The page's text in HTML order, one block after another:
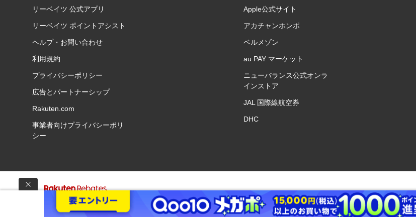
リーベイツ 公式アプリ
リーベイツ ポイントアシスト
ヘルプ・お問い合わせ
利用規約
プライバシーポリシー
広告とパートナーシップ
Rakuten.com
事業者向けプライバシーポリ
シー
Apple公式サイト
アカチャンホンポ
ベルメゾン
au PAY マーケット
ニューバランス公式オンラ
インストア
JAL 国際線航空券
DHC